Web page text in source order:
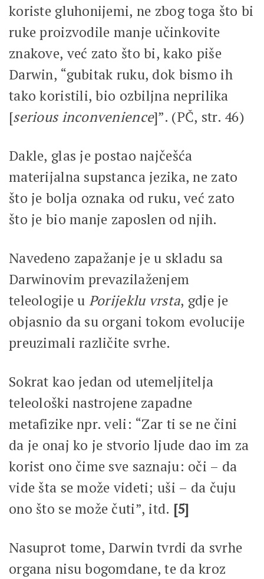
koriste gluhonijemi, ne zbog toga što bi
ruke proizvodile manje učinkovite
znakove, već zato što bi, kako piše
Darwin, “gubitak ruku, dok bismo ih
tako koristili, bio ozbiljna neprilika
[serious inconvenience]”. (PČ, str. 46)
Dakle, glas je postao najčešća
materijalna supstanca jezika, ne zato
što je bolja oznaka od ruku, već zato
što je bio manje zaposlen od njih.
Navedeno zapažanje je u skladu sa
Darwinovim prevazilaženjem
teleologije u Porijeklu vrsta, gdje je
objasnio da su organi tokom evolucije
preuzimali različite svrhe.
Sokrat kao jedan od utemeljitelja
teleološki nastrojene zapadne
metafizike npr. veli: “Zar ti se ne čini
da je onaj ko je stvorio ljude dao im za
korist ono čime sve saznaju: oči – da
vide šta se može videti; uši – da čuju
ono što se može čuti”, itd. [5]
Nasuprot tome, Darwin tvrdi da svrhe
organa nisu bogomdane, te da kroz